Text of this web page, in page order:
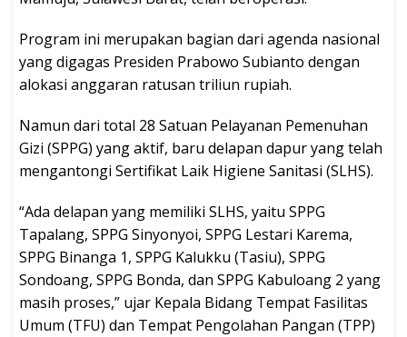
Program ini merupakan bagian dari agenda nasional
yang digagas Presiden Prabowo Subianto dengan
alokasi anggaran ratusan triliun rupiah.
Namun dari total 28 Satuan Pelayanan Pemenuhan
Gizi (SPPG) yang aktif, baru delapan dapur yang telah
mengantongi Sertifikat Laik Higiene Sanitasi (SLHS).
“Ada delapan yang memiliki SLHS, yaitu SPPG
Tapalang, SPPG Sinyonyoi, SPPG Lestari Karema,
SPPG Binanga 1, SPPG Kalukku (Tasiu), SPPG
Sondoang, SPPG Bonda, dan SPPG Kabuloang 2 yang
masih proses,” ujar Kepala Bidang Tempat Fasilitas
Umum (TFU) dan Tempat Pengolahan Pangan (TPP)